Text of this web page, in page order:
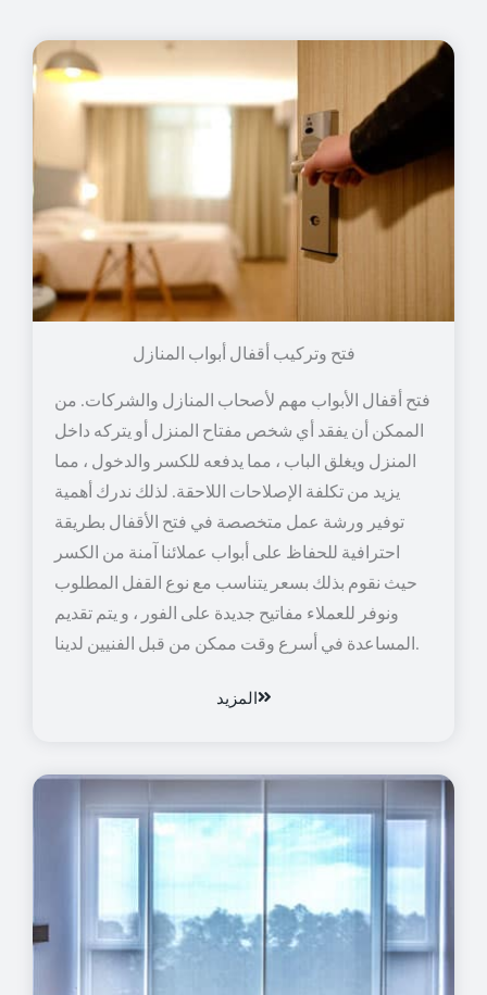
فتح وتركيب أقفال أبواب المنازل
فتح أقفال الأبواب مهم لأصحاب المنازل والشركات. من
الممكن أن يفقد أي شخص مفتاح المنزل أو يتركه داخل
المنزل ويغلق الباب ، مما يدفعه للكسر والدخول ، مما
يزيد من تكلفة الإصلاحات اللاحقة. لذلك ندرك أهمية
توفير ورشة عمل متخصصة في فتح الأقفال بطريقة
احترافية للحفاظ على أبواب عملائنا آمنة من الكسر
حيث نقوم بذلك بسعر يتناسب مع نوع القفل المطلوب
ونوفر للعملاء مفاتيح جديدة على الفور ، و يتم تقديم
المساعدة في أسرع وقت ممكن من قبل الفنيين لدينا.
المزيد